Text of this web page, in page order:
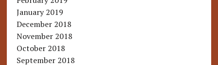
January 2019
December 2018
November 2018
October 2018
September 2018